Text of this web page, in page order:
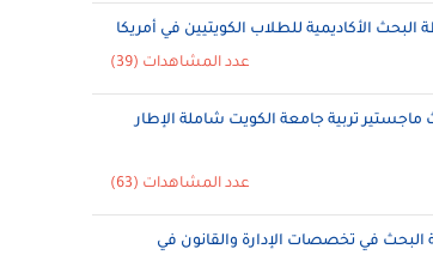
الأكاديمية للطلاب الكويتيين في أمريكا
عدد المشاهدات (39)
تربية جامعة الكويت شاملة الإطار
عدد المشاهدات (63)
البحث في تخصصات الإدارة والقانون في